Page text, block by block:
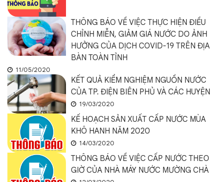
THÔNG BÁO VỀ VIỆC THỰC HIỆN ĐIỀU
CHỈNH MIỄN, GIẢM GIÁ NƯỚC DO ẢNH
HƯỞNG CỦA DỊCH COVID-19 TRÊN ĐỊA
BÀN TOÀN TỈNH
11/05/2020
KẾT QUẢ KIỂM NGHIỆM NGUỒN NƯỚC
CỦA TP. ĐIỆN BIÊN PHỦ VÀ CÁC HUYỆN
19/03/2020
KẾ HOẠCH SẢN XUẤT CẤP NƯỚC MÙA
KHÔ HANH NĂM 2020
14/03/2020
THÔNG BÁO VỀ VIỆC CẤP NƯỚC THEO
GIỜ CỦA NHÀ MÁY NƯỚC MƯỜNG CHÀ